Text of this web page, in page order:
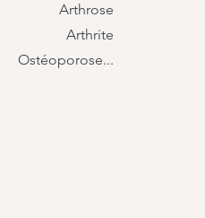
Arthrose
Arthrite
Ostéoporose...